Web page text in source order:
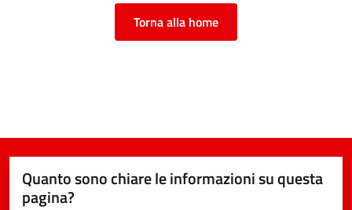
Torna alla home
Quanto sono chiare le informazioni su questa
pagina?